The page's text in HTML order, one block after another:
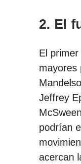
2. El
El
mayores
Jeffrey
podrían
acercan